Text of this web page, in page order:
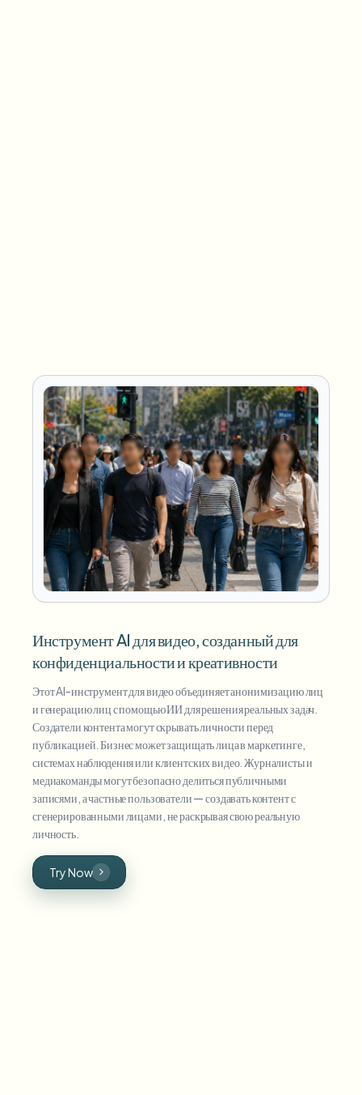
Инструмент AI для видео, созданный для
конфиденциальности и креативности
Этот AI-инструмент для видео объединяет анонимизацию лиц
и генерацию лиц с помощью ИИ для решения реальных задач.
Создатели контента могут скрывать личности перед
публикацией. Бизнес может защищать лица в маркетинге,
системах наблюдения или клиентских видео. Журналисты и
медиакоманды могут безопасно делиться публичными
записями, а частные пользователи — создавать контент с
сгенерированными лицами, не раскрывая свою реальную
личность.
Try Now